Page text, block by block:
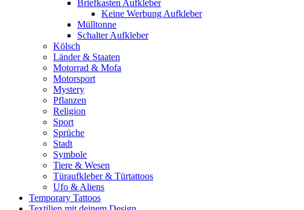
Briefkasten Aufkleber
Keine Werbung Aufkleber
Mülltonne
Schalter Aufkleber
Kölsch
Länder & Staaten
Motorrad & Mofa
Motorsport
Mystery
Pflanzen
Religion
Sport
Sprüche
Stadt
Symbole
Tiere & Wesen
Türaufkleber & Türtattoos
Ufo & Aliens
Temporary Tattoos